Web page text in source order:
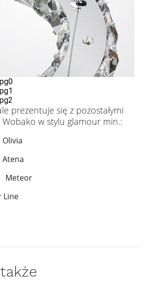
prezentuje się z pozostałymi
w stylu glamour min.:
Olivia
Atena
Meteor
Line